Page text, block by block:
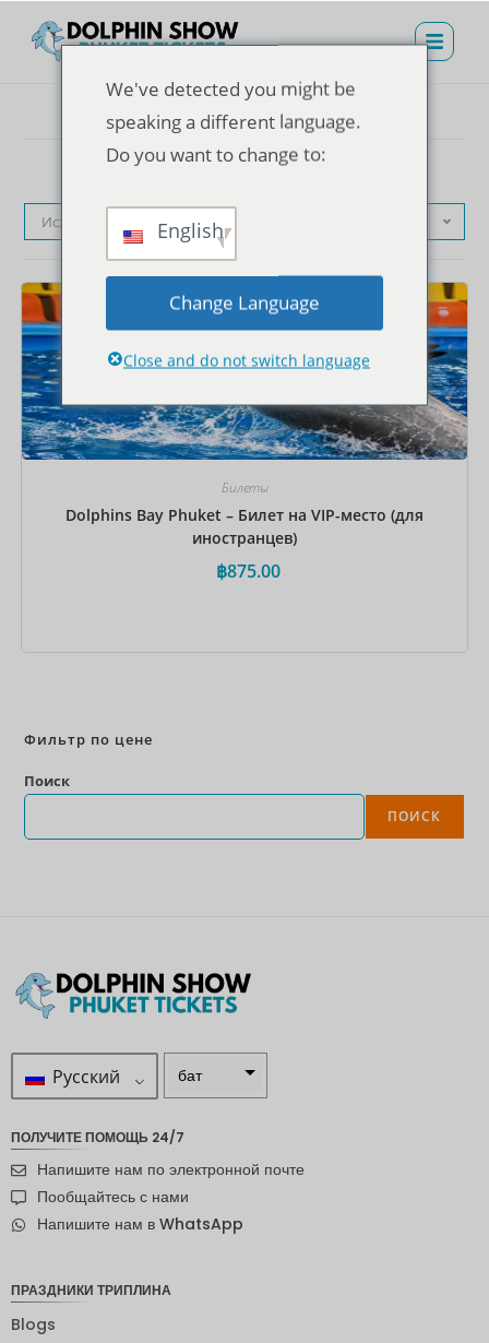
Исходная сортировка
Билеты
Dolphins Bay Phuket – Билет на VIP-место (для
иностранцев)
฿875.00
Фильтр по цене
Поиск
ПОИСК
Русский бат
я крона
андский
ПОЛУЧИТЕ ПОМОЩЬ 24/7
Напишите нам по электронной почте
Пообщайтесь с нами
Напишите нам в WhatsApp
ПРАЗДНИКИ ТРИПЛИНА
Blogs
We've detected you might be
speaking a different language.
Do you want to change to:
English
Change Language
Close and do not switch language